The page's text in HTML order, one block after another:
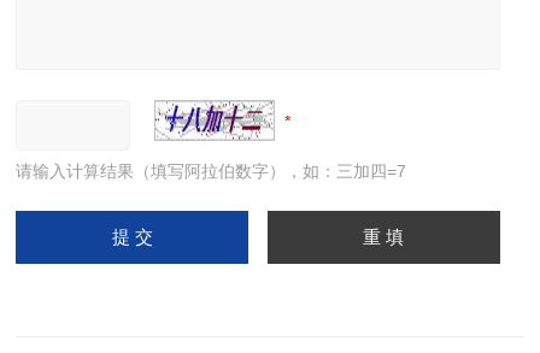
请输入计算结果（填写阿拉伯数字），如：三加四=7